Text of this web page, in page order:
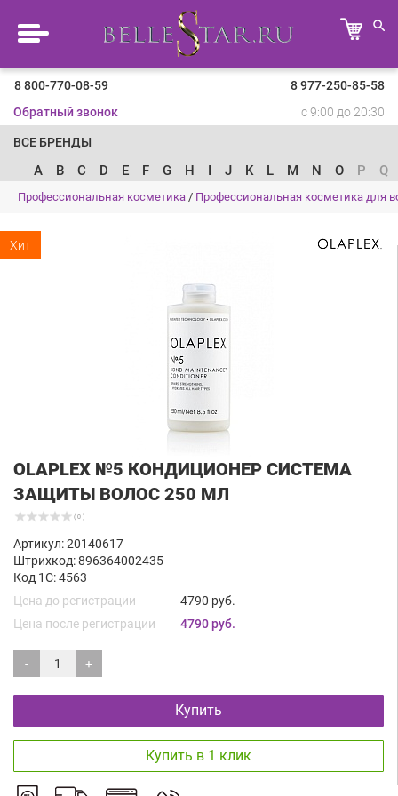
8 800-770-08-59
8 977-250-85-58
Обратный звонок
с 9:00 до 20:30
ВСЕ БРЕНДЫ
A B C D E F G H I J K L M N O P Q
Профессиональная косметика / Профессиональная косметика для
Хит
OLAPLEX №5 КОНДИЦИОНЕР СИСТЕМА
ЗАЩИТЫ ВОЛОС 250 МЛ
( 0 )
Артикул: 20140617
Штрихкод: 896364002435
Код 1С: 4563
Цена до регистрации
4790 руб.
Цена после регистрации
4790 руб.
- +
Купить
Купить в 1 клик